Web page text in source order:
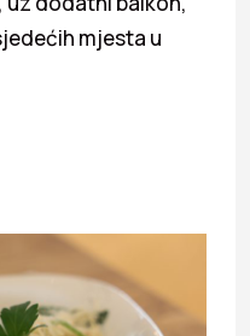
mjesta u